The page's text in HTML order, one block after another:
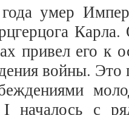
умер
привел его к
войны. Это
началось с